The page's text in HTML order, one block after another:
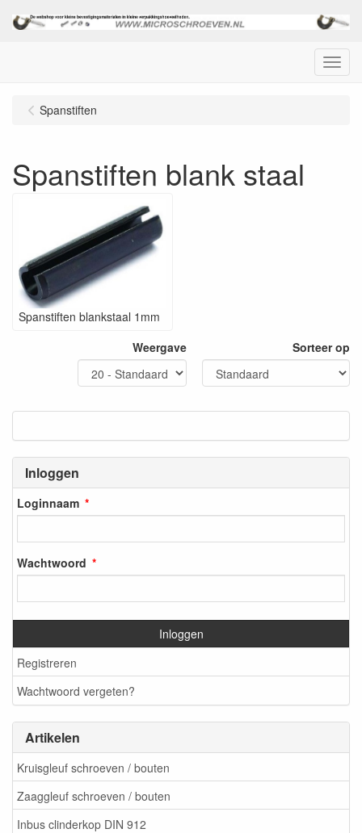
Menu
Inloggen
Loginnaam
Wachtwoord
Inloggen
Registreren
Wachtwoord vergeten?
Artikelen
Kruisgleuf schroeven / bouten
Zaaggleuf schroeven / bouten
Inbus clinderkop DIN 912
Spanstiften
Spanstiften blank staal
Spanstiften blankstaal 1mm
Weergave
Sorteer op